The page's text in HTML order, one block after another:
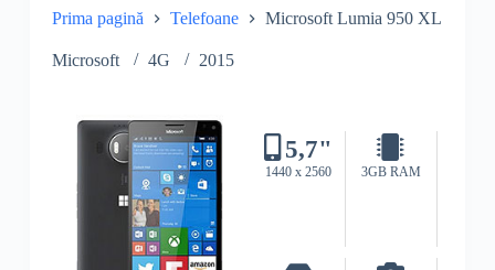
Prima pagină Telefoane Microsoft Lumia 950 XL
Microsoft 4G 2015
5,7"
1440 x 2560 3GB RAM